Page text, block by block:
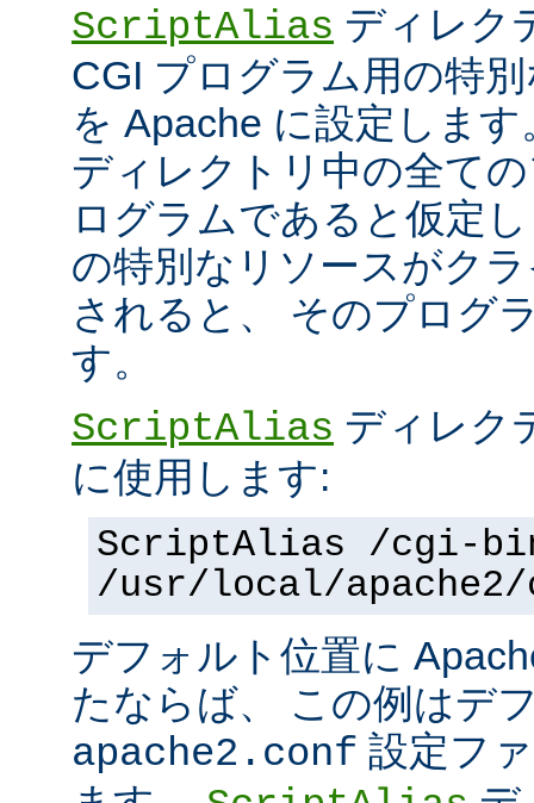
ScriptAlias ディレク
CGI プログラム用の特
を Apache に設定しま
ディレクトリ中の全て
ログラムであると仮定
の特別なリソースがク
されると、 そのプログ
す。
ScriptAlias ディレク
に使用します:
ScriptAlias /cgi-
/usr/local/
デフォルト位置に
たならば、 この例はデ
apache2.conf 設定フ